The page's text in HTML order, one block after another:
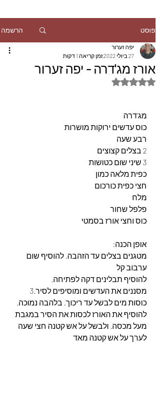
פוסט הרשמה
אורז מג'דרה - יפה זערור
יפה זערור
27 ביולי 2022
זמן קריאה 1 דקות
דירוג של NaN מתוך 5 כוכבים
מג'דרה
כוס עדשים ירוקות מושרות
רבע שעה
2 בצלים קצוצים
3 שיני שום כטושות
כפית מלאה כמון
חצי כפית כורכום
מלח
פלפל שחור
כוס וחצי אורז בסמטי
אופן הכנה:
מטגנים בצלים עד הזהבה. להוסיף שום
ערבוב קל
להוסיף תבלינים דקה לפתיחה.
כוסות מים לבשל עד ריכוך. בלהבה נמוכה.
להוסיף את האורז לכסות את הסיר במגבת
מעל מכסה. ולבשל על אש קטנה חצי שעה
לערך על אש קטנה מאד